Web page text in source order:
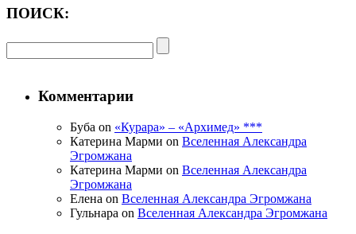
ПОИСК:
Комментарии
Буба on «Курара» – «Архимед» ***
Катерина Марми on Вселенная Александра
Эгромжана
Катерина Марми on Вселенная Александра
Эгромжана
Елена on Вселенная Александра Эгромжана
Гульнара on Вселенная Александра Эгромжана